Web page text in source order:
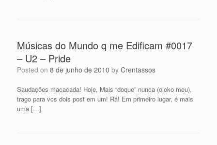
Músicas do Mundo q me Edificam #0017
– U2 – Pride
Posted on 8 de junho de 2010 by Crentassos
Saudações macacada! Hoje, Mais “doque” nunca (oloko meu),
trago para vcs dois post em um! Rá! Em primeiro lugar, é mais
uma […]